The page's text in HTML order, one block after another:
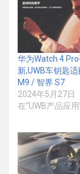
华为Watch 4
新,UWB车钥匙
M9 / 智界 S7
2024年5月27日
在“UWB产品应用